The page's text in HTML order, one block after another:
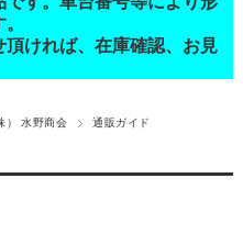
頂ければ、在庫確認、お見
） 水野商会
通販ガイド